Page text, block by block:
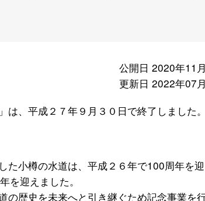
公開日 2020年11
更新日 2022年07
、平成２７年９月３０日で終了しました。
小樽の水道は、平成２６年で100周年を迎
を迎えました。
歴史を未来へと引き継ぐため記念事業を